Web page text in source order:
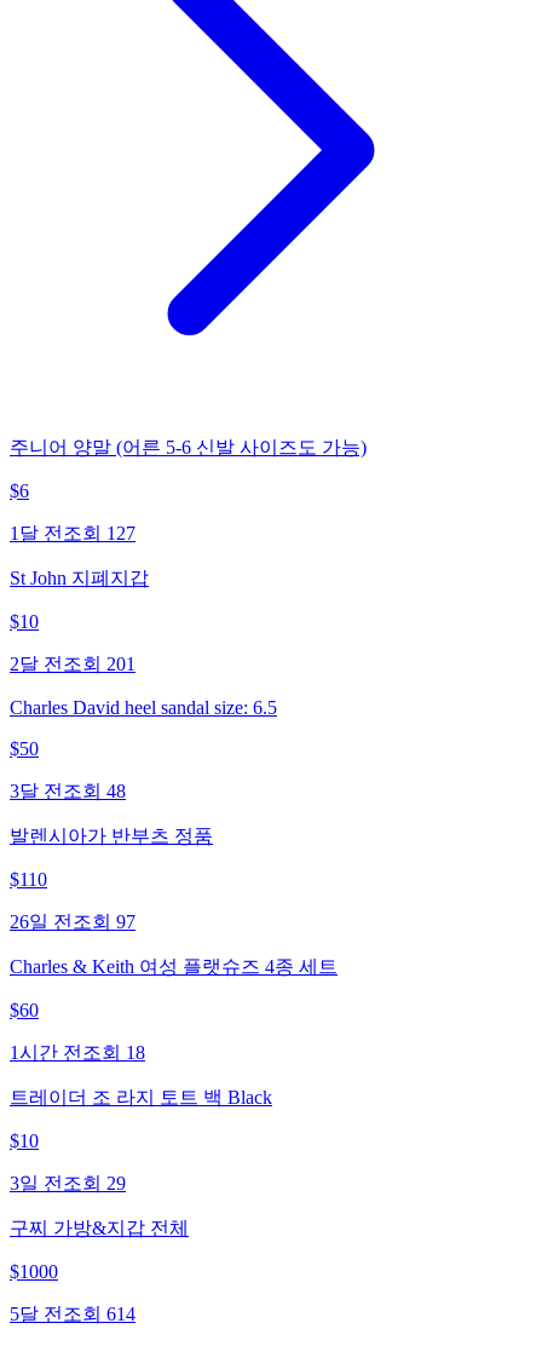
주니어 양말 (어른 5-6 신발 사이즈도 가능)
$6
1달 전 조회 127
St John 지폐지갑
$10
2달 전 조회 201
Charles David heel sandal size: 6.5
$50
3달 전 조회 48
발렌시아가 반부츠 정품
$110
26일 전 조회 97
Charles & Keith 여성 플랫슈즈 4종 세트
$60
1시간 전 조회 18
트레이더 조 라지 토트 백 Black
$10
3일 전 조회 29
구찌 가방&지갑 전체
$1000
5달 전 조회 614